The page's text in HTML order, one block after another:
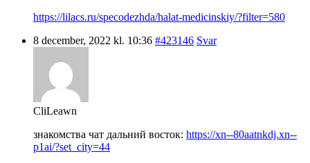
https://lilacs.ru/specodezhda/halat-medicinskiy/?filter=580
8 december, 2022 kl. 10:36 #423146 Svar
CliLeawn
знакомства чат дальний восток: https://xn--80aatnkdj.xn--
p1ai/?set_city=44